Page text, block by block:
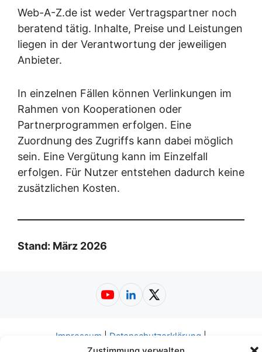
Web-A-Z.de ist weder Vertragspartner noch
beratend tätig. Inhalte, Preise und Leistungen
liegen in der Verantwortung der jeweiligen
Anbieter.
In einzelnen Fällen können Verlinkungen im
Rahmen von Kooperationen oder
Partnerprogrammen erfolgen. Eine
Zuordnung des Zugriffs kann dabei möglich
sein. Eine Vergütung kann im Einzelfall
erfolgen. Für Nutzer entstehen dadurch keine
zusätzlichen Kosten.
Stand: März 2026
YouTube
LinkedIn
X
Impressum | Datenschutzerklärung |
Nutzungsbedingungen|AGB|Barrierefreiheit